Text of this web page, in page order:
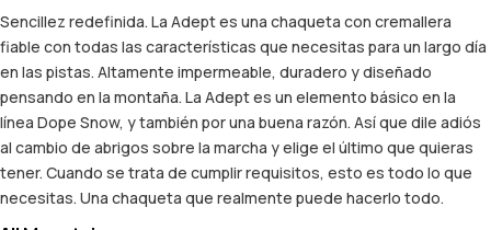
Sencillez redefinida. La Adept es una chaqueta con cremallera
fiable con todas las características que necesitas para un largo día
en las pistas. Altamente impermeable, duradero y diseñado
pensando en la montaña. La Adept es un elemento básico en la
línea Dope Snow, y también por una buena razón. Así que dile adiós
al cambio de abrigos sobre la marcha y elige el último que quieras
tener. Cuando se trata de cumplir requisitos, esto es todo lo que
necesitas. Una chaqueta que realmente puede hacerlo todo.